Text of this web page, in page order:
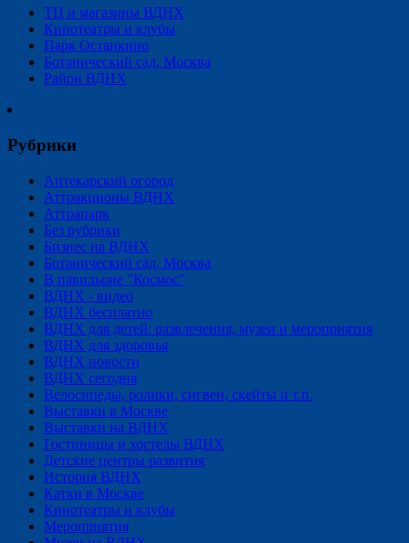
ТЦ и магазины ВДНХ
Кинотеатры и клубы
Парк Останкино
Ботанический сад, Москва
Район ВДНХ
Рубрики
Аптекарский огород
Аттракционы ВДНХ
Аттрапарк
Без рубрики
Бизнес на ВДНХ
Ботанический сад, Москва
В павильоне "Космос"
ВДНХ - видео
ВДНХ бесплатно
ВДНХ для детей: развлечения, музеи и мероприятия
ВДНХ для здоровья
ВДНХ новости
ВДНХ сегодня
Велосипеды, ролики, сигвеи, скейты и т.п.
Выставки в Москве
Выставки на ВДНХ
Гостиницы и хостелы ВДНХ
Детские центры развития
История ВДНХ
Катки в Москве
Кинотеатры и клубы
Мероприятия